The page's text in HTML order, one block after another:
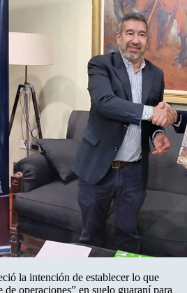
la intención de establecer lo que
de operaciones” en suelo guaraní para